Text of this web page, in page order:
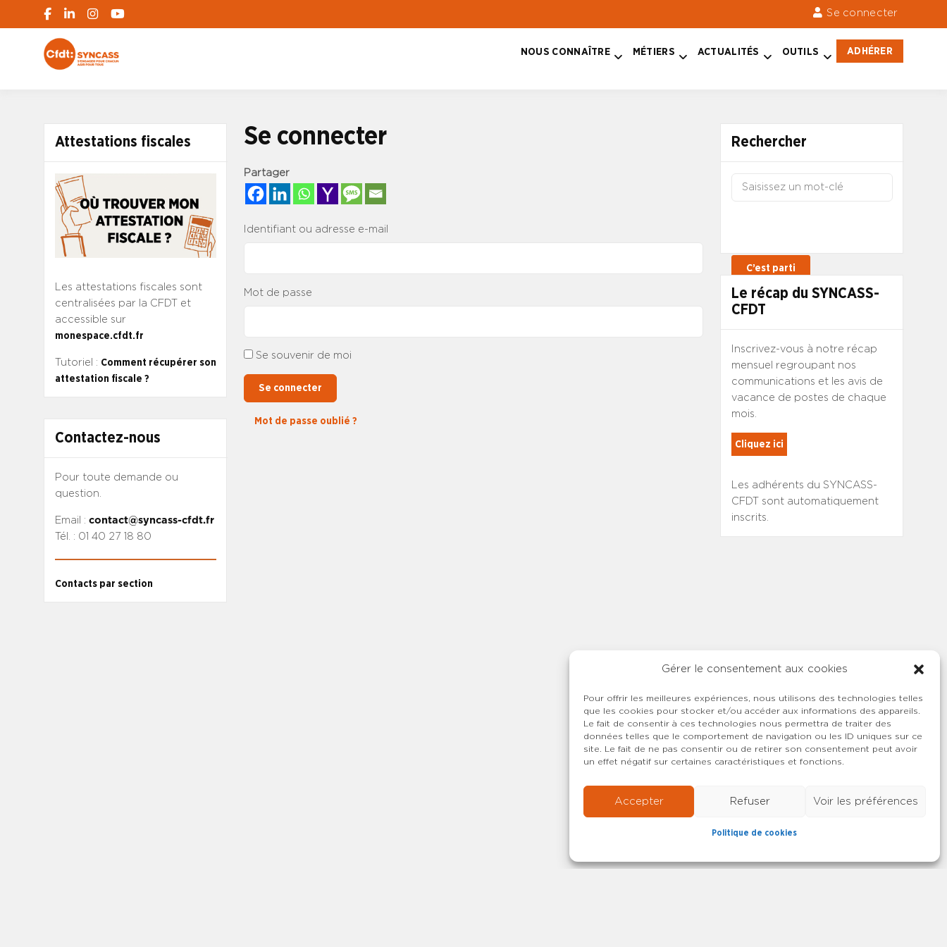
Gérer le consentement aux cookies
Pour offrir les meilleures expériences, nous utilisons des technologies telles
que les cookies pour stocker et/ou accéder aux informations des appareils.
Le fait de consentir à ces technologies nous permettra de traiter des
données telles que le comportement de navigation ou les ID uniques sur ce
site. Le fait de ne pas consentir ou de retirer son consentement peut avoir
un effet négatif sur certaines caractéristiques et fonctions.
Accepter Refuser Voir les préférences
Politique de cookies
Se connecter
NOUS CONNAÎTRE MÉTIERS ACTUALITÉS OUTILS ADHÉRER
Attestations fiscales
Les attestations fiscales sont
centralisées par la CFDT et
accessible sur
monespace.cfdt.fr
Tutoriel : Comment récupérer son
attestation fiscale ?
Contactez-nous
Pour toute demande ou
question.
Email : contact@syncass-cfdt.fr
Tél. : 01 40 27 18 80
Contacts par section
Se connecter
Partager
Identifiant ou adresse e-mail
Mot de passe
Se souvenir de moi
Se connecter
Mot de passe oublié ?
Rechercher
Le récap du SYNCASS-
CFDT
Inscrivez-vous à notre récap
mensuel regroupant nos
communications et les avis de
vacance de postes de chaque
mois.
Cliquez ici
Les adhérents du SYNCASS-
CFDT sont automatiquement
inscrits.